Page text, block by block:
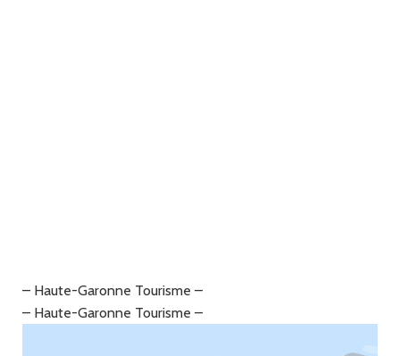
– Haute-Garonne Tourisme –
– Haute-Garonne Tourisme –